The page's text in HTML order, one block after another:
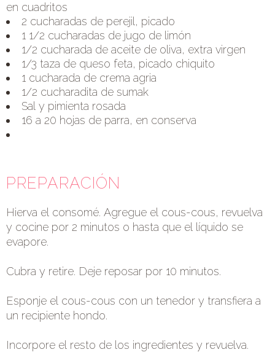
en cuadritos
2 cucharadas de perejil, picado
1 1/2 cucharadas de jugo de limón
1/2 cucharada de aceite de oliva, extra virgen
1/3 taza de queso feta, picado chiquito
1 cucharada de crema agria
1/2 cucharadita de sumak
Sal y pimienta rosada
16 a 20 hojas de parra, en conserva
PREPARACIÓN
Hierva el consomé. Agregue el cous-cous, revuelva
y cocine por 2 minutos o hasta que el líquido se
evapore.
Cubra y retire. Deje reposar por 10 minutos.
Esponje el cous-cous con un tenedor y transfiera a
un recipiente hondo.
Incorpore el resto de los ingredientes y revuelva.